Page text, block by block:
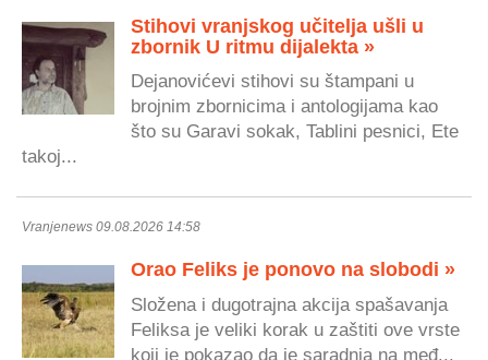
Stihovi vranjskog učitelja ušli u
zbornik U ritmu dijalekta »
Dejanovićevi stihovi su štampani u
brojnim zbornicima i antologijama kao
što su Garavi sokak, Tablini pesnici, Ete
takoj...
Vranjenews 09.08.2026 14:58
Orao Feliks je ponovo na slobodi »
Složena i dugotrajna akcija spašavanja
Feliksa je veliki korak u zaštiti ove vrste
koji je pokazao da je saradnja na međ...